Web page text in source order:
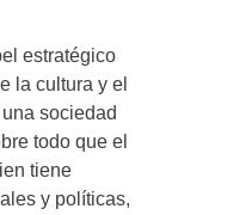
estratégico
la cultura y el
sociedad
todo que el
tiene
y políticas,